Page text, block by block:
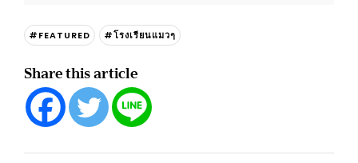
#FEATURED #โรงเรียนแมวๆ
Share this article